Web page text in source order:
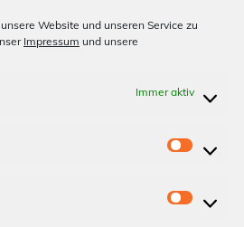
Website und unseren Service zu
Impressum und unsere
Immer aktiv
M
Medien
Kontakt